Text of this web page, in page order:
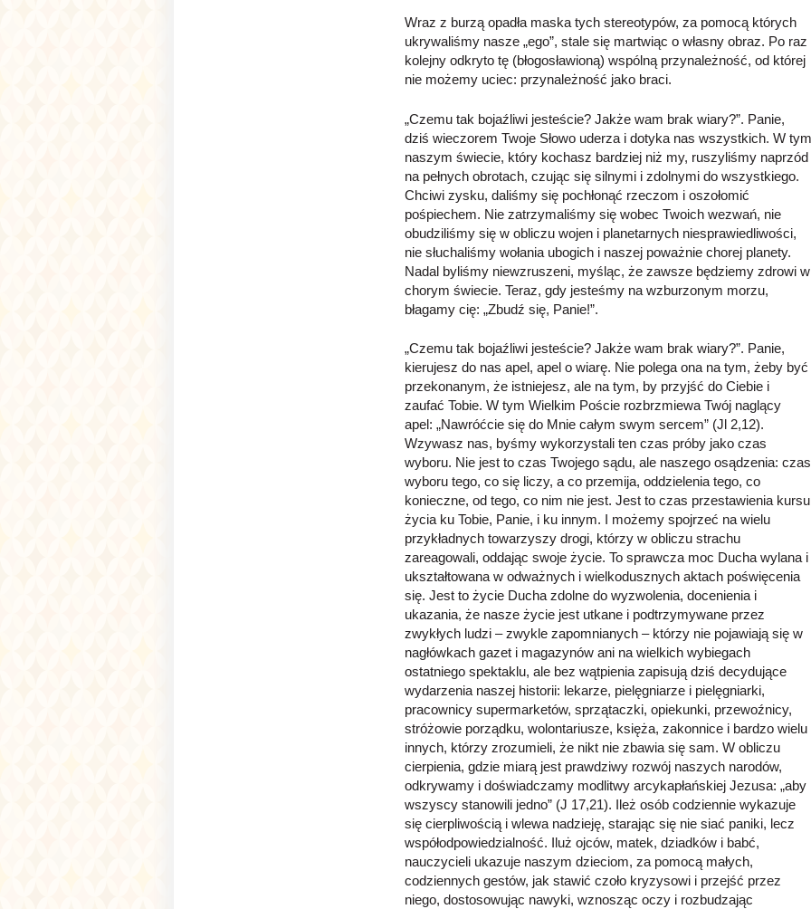
Wraz z burzą opadła maska tych stereotypów, za pomocą których
ukrywaliśmy nasze „ego”, stale się martwiąc o własny obraz. Po raz
kolejny odkryto tę (błogosławioną) wspólną przynależność, od której
nie możemy uciec: przynależność jako braci.
„Czemu tak bojaźliwi jesteście? Jakże wam brak wiary?”. Panie,
dziś wieczorem Twoje Słowo uderza i dotyka nas wszystkich. W tym
naszym świecie, który kochasz bardziej niż my, ruszyliśmy naprzód
na pełnych obrotach, czując się silnymi i zdolnymi do wszystkiego.
Chciwi zysku, daliśmy się pochłonąć rzeczom i oszołomić
pośpiechem. Nie zatrzymaliśmy się wobec Twoich wezwań, nie
obudziliśmy się w obliczu wojen i planetarnych niesprawiedliwości,
nie słuchaliśmy wołania ubogich i naszej poważnie chorej planety.
Nadal byliśmy niewzruszeni, myśląc, że zawsze będziemy zdrowi w
chorym świecie. Teraz, gdy jesteśmy na wzburzonym morzu,
błagamy cię: „Zbudź się, Panie!”.
„Czemu tak bojaźliwi jesteście? Jakże wam brak wiary?”. Panie,
kierujesz do nas apel, apel o wiarę. Nie polega ona na tym, żeby być
przekonanym, że istniejesz, ale na tym, by przyjść do Ciebie i
zaufać Tobie. W tym Wielkim Poście rozbrzmiewa Twój naglący
apel: „Nawróćcie się do Mnie całym swym sercem” (Jl 2,12).
Wzywasz nas, byśmy wykorzystali ten czas próby jako czas
wyboru. Nie jest to czas Twojego sądu, ale naszego osądzenia: czas
wyboru tego, co się liczy, a co przemija, oddzielenia tego, co
konieczne, od tego, co nim nie jest. Jest to czas przestawienia kursu
życia ku Tobie, Panie, i ku innym. I możemy spojrzeć na wielu
przykładnych towarzyszy drogi, którzy w obliczu strachu
zareagowali, oddając swoje życie. To sprawcza moc Ducha wylana i
ukształtowana w odważnych i wielkodusznych aktach poświęcenia
się. Jest to życie Ducha zdolne do wyzwolenia, docenienia i
ukazania, że nasze życie jest utkane i podtrzymywane przez
zwykłych ludzi – zwykle zapomnianych – którzy nie pojawiają się w
nagłówkach gazet i magazynów ani na wielkich wybiegach
ostatniego spektaklu, ale bez wątpienia zapisują dziś decydujące
wydarzenia naszej historii: lekarze, pielęgniarze i pielęgniarki,
pracownicy supermarketów, sprzątaczki, opiekunki, przewoźnicy,
stróżowie porządku, wolontariusze, księża, zakonnice i bardzo wielu
innych, którzy zrozumieli, że nikt nie zbawia się sam. W obliczu
cierpienia, gdzie miarą jest prawdziwy rozwój naszych narodów,
odkrywamy i doświadczamy modlitwy arcykapłańskiej Jezusa: „aby
wszyscy stanowili jedno” (J 17,21). Ileż osób codziennie wykazuje
się cierpliwością i wlewa nadzieję, starając się nie siać paniki, lecz
współodpowiedzialność. Iluż ojców, matek, dziadków i babć,
nauczycieli ukazuje naszym dzieciom, za pomocą małych,
codziennych gestów, jak stawić czoło kryzysowi i przejść przez
niego, dostosowując nawyki, wznosząc oczy i rozbudzając